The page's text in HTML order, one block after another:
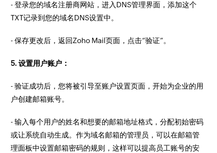
- 登录您的域名注册商网站，进入DNS管理界面，添加这个
TXT记录到您的域名DNS设置中。
- 保存更改后，返回Zoho Mail页面，点击“验证”。
5. 设置用户账户：
- 验证成功后，您将被引导至账户设置页面，开始为企业的用
户创建邮箱账号。
- 输入每个用户的姓名和想要的邮箱地址格式，分配初始密码
或让系统自动生成。作为域名邮箱的管理员，可以在邮箱管
理面板中设置邮箱密码的规则，这样可以提高员工账号的安